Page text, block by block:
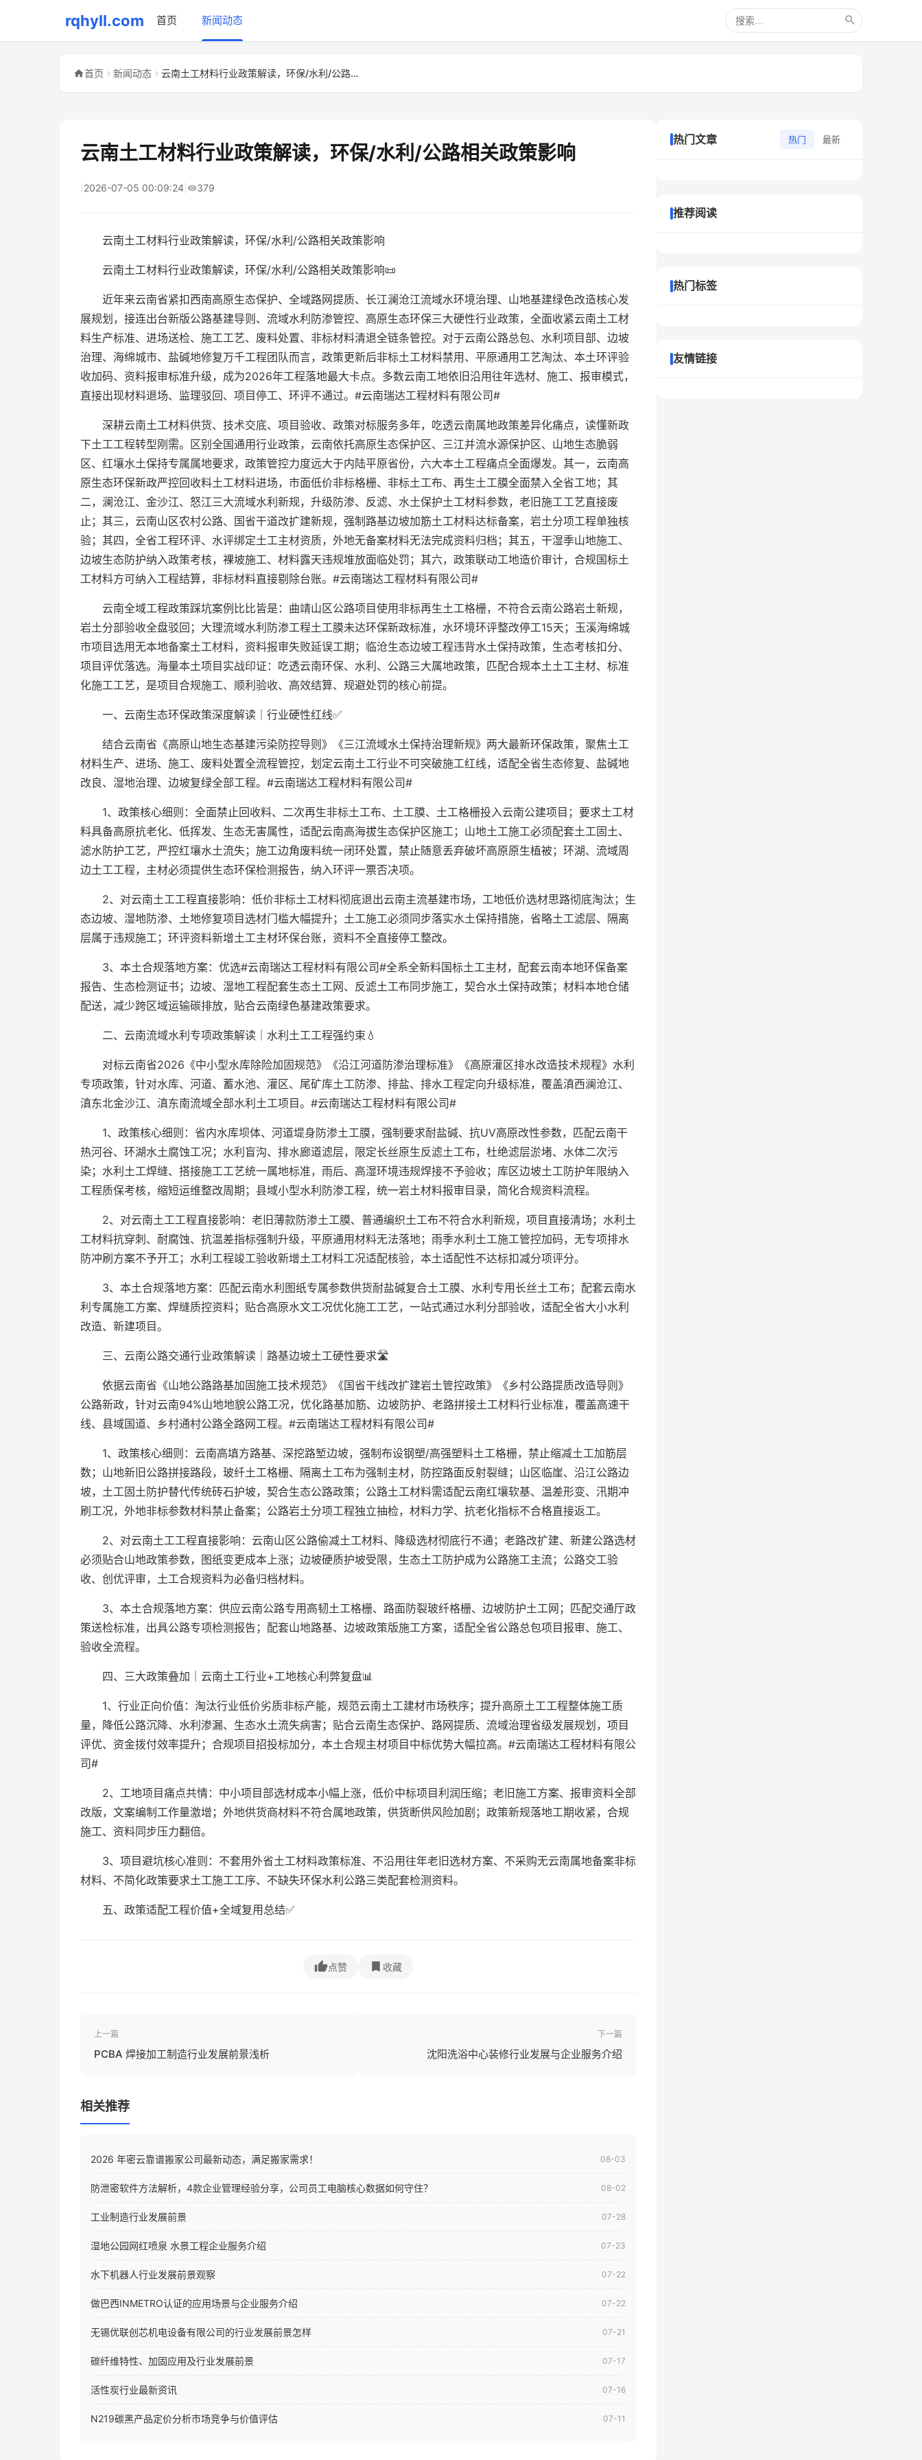
rqhyll.com 首页 新闻动态
首页 新闻动态 云南土工材料行业政策解读，环保/水利/公路相关政策影响
云南土工材料行业政策解读，环保/水利/公路相关政策影响
2026-07-05 00:09:24 379
云南土工材料行业政策解读，环保/水利/公路相关政策影响
云南土工材料行业政策解读，环保/水利/公路相关政策影响📜
近年来云南省紧扣西南高原生态保护、全域路网提质、长江澜沧江流域水环境治理、山地基建绿色改造核心发
展规划，接连出台新版公路基建导则、流域水利防渗管控、高原生态环保三大硬性行业政策，全面收紧云南土工材
料生产标准、进场送检、施工工艺、废料处置、非标材料清退全链条管控。对于云南公路总包、水利项目部、边坡
治理、海绵城市、盐碱地修复万千工程团队而言，政策更新后非标土工材料禁用、平原通用工艺淘汰、本土环评验
收加码、资料报审标准升级，成为2026年工程落地最大卡点。多数云南工地依旧沿用往年选材、施工、报审模式，
直接出现材料退场、监理驳回、项目停工、环评不通过。#云南瑞达工程材料有限公司#
深耕云南土工材料供货、技术交底、项目验收、政策对标服务多年，吃透云南属地政策差异化痛点，读懂新政
下土工工程转型刚需。区别全国通用行业政策，云南依托高原生态保护区、三江并流水源保护区、山地生态脆弱
区、红壤水土保持专属属地要求，政策管控力度远大于内陆平原省份，六大本土工程痛点全面爆发。其一，云南高
原生态环保新政严控回收料土工材料进场，市面低价非标格栅、非标土工布、再生土工膜全面禁入全省工地；其
二，澜沧江、金沙江、怒江三大流域水利新规，升级防渗、反滤、水土保护土工材料参数，老旧施工工艺直接废
止；其三，云南山区农村公路、国省干道改扩建新规，强制路基边坡加筋土工材料达标备案，岩土分项工程单独核
验；其四，全省工程环评、水评绑定土工主材资质，外地无备案材料无法完成资料归档；其五，干湿季山地施工、
边坡生态防护纳入政策考核，裸坡施工、材料露天违规堆放面临处罚；其六，政策联动工地造价审计，合规国标土
工材料方可纳入工程结算，非标材料直接剔除台账。#云南瑞达工程材料有限公司#
云南全域工程政策踩坑案例比比皆是：曲靖山区公路项目使用非标再生土工格栅，不符合云南公路岩土新规，
岩土分部验收全盘驳回；大理流域水利防渗工程土工膜未达环保新政标准，水环境环评整改停工15天；玉溪海绵城
市项目选用无本地备案土工材料，资料报审失败延误工期；临沧生态边坡工程违背水土保持政策，生态考核扣分、
项目评优落选。海量本土项目实战印证：吃透云南环保、水利、公路三大属地政策，匹配合规本土土工主材、标准
化施工工艺，是项目合规施工、顺利验收、高效结算、规避处罚的核心前提。
一、云南生态环保政策深度解读｜行业硬性红线✅
结合云南省《高原山地生态基建污染防控导则》《三江流域水土保持治理新规》两大最新环保政策，聚焦土工
材料生产、进场、施工、废料处置全流程管控，划定云南土工行业不可突破施工红线，适配全省生态修复、盐碱地
改良、湿地治理、边坡复绿全部工程。#云南瑞达工程材料有限公司#
1、政策核心细则：全面禁止回收料、二次再生非标土工布、土工膜、土工格栅投入云南公建项目；要求土工材
料具备高原抗老化、低挥发、生态无害属性，适配云南高海拔生态保护区施工；山地土工施工必须配套土工固土、
滤水防护工艺，严控红壤水土流失；施工边角废料统一闭环处置，禁止随意丢弃破坏高原原生植被；环湖、流域周
边土工工程，主材必须提供生态环保检测报告，纳入环评一票否决项。
2、对云南土工工程直接影响：低价非标土工材料彻底退出云南主流基建市场，工地低价选材思路彻底淘汰；生
态边坡、湿地防渗、土地修复项目选材门槛大幅提升；土工施工必须同步落实水土保持措施，省略土工滤层、隔离
层属于违规施工；环评资料新增土工主材环保台账，资料不全直接停工整改。
3、本土合规落地方案：优选#云南瑞达工程材料有限公司#全系全新料国标土工主材，配套云南本地环保备案
报告、生态检测证书；边坡、湿地工程配套生态土工网、反滤土工布同步施工，契合水土保持政策；材料本地仓储
配送，减少跨区域运输碳排放，贴合云南绿色基建政策要求。
二、云南流域水利专项政策解读｜水利土工工程强约束💧
对标云南省2026《中小型水库除险加固规范》《沿江河道防渗治理标准》《高原灌区排水改造技术规程》水利
专项政策，针对水库、河道、蓄水池、灌区、尾矿库土工防渗、排盐、排水工程定向升级标准，覆盖滇西澜沧江、
滇东北金沙江、滇东南流域全部水利土工项目。#云南瑞达工程材料有限公司#
1、政策核心细则：省内水库坝体、河道堤身防渗土工膜，强制要求耐盐碱、抗UV高原改性参数，匹配云南干
热河谷、环湖水土腐蚀工况；水利盲沟、排水廊道滤层，限定长丝原生反滤土工布，杜绝滤层淤堵、水体二次污
染；水利土工焊缝、搭接施工工艺统一属地标准，雨后、高湿环境违规焊接不予验收；库区边坡土工防护年限纳入
工程质保考核，缩短运维整改周期；县域小型水利防渗工程，统一岩土材料报审目录，简化合规资料流程。
2、对云南土工工程直接影响：老旧薄款防渗土工膜、普通编织土工布不符合水利新规，项目直接清场；水利土
工材料抗穿刺、耐腐蚀、抗温差指标强制升级，平原通用材料无法落地；雨季水利土工施工管控加码，无专项排水
防冲刷方案不予开工；水利工程竣工验收新增土工材料工况适配核验，本土适配性不达标扣减分项评分。
3、本土合规落地方案：匹配云南水利图纸专属参数供货耐盐碱复合土工膜、水利专用长丝土工布；配套云南水
利专属施工方案、焊缝质控资料；贴合高原水文工况优化施工工艺，一站式通过水利分部验收，适配全省大小水利
改造、新建项目。
三、云南公路交通行业政策解读｜路基边坡土工硬性要求🛣️
依据云南省《山地公路路基加固施工技术规范》《国省干线改扩建岩土管控政策》《乡村公路提质改造导则》
公路新政，针对云南94%山地地貌公路工况，优化路基加筋、边坡防护、老路拼接土工材料行业标准，覆盖高速干
线、县域国道、乡村通村公路全路网工程。#云南瑞达工程材料有限公司#
1、政策核心细则：云南高填方路基、深挖路堑边坡，强制布设钢塑/高强塑料土工格栅，禁止缩减土工加筋层
数；山地新旧公路拼接路段，玻纤土工格栅、隔离土工布为强制主材，防控路面反射裂缝；山区临崖、沿江公路边
坡，土工固土防护替代传统砖石护坡，契合生态公路政策；公路土工材料需适配云南红壤软基、温差形变、汛期冲
刷工况，外地非标参数材料禁止备案；公路岩土分项工程独立抽检，材料力学、抗老化指标不合格直接返工。
2、对云南土工工程直接影响：云南山区公路偷减土工材料、降级选材彻底行不通；老路改扩建、新建公路选材
必须贴合山地政策参数，图纸变更成本上涨；边坡硬质护坡受限，生态土工防护成为公路施工主流；公路交工验
收、创优评审，土工合规资料为必备归档材料。
3、本土合规落地方案：供应云南公路专用高韧土工格栅、路面防裂玻纤格栅、边坡防护土工网；匹配交通厅政
策送检标准，出具公路专项检测报告；配套山地路基、边坡政策版施工方案，适配全省公路总包项目报审、施工、
验收全流程。
四、三大政策叠加｜云南土工行业+工地核心利弊复盘📊
1、行业正向价值：淘汰行业低价劣质非标产能，规范云南土工建材市场秩序；提升高原土工工程整体施工质
量，降低公路沉降、水利渗漏、生态水土流失病害；贴合云南生态保护、路网提质、流域治理省级发展规划，项目
评优、资金拨付效率提升；合规项目招投标加分，本土合规主材项目中标优势大幅拉高。#云南瑞达工程材料有限公
司#
2、工地项目痛点共情：中小项目部选材成本小幅上涨，低价中标项目利润压缩；老旧施工方案、报审资料全部
改版，文案编制工作量激增；外地供货商材料不符合属地政策，供货断供风险加剧；政策新规落地工期收紧，合规
施工、资料同步压力翻倍。
3、项目避坑核心准则：不套用外省土工材料政策标准、不沿用往年老旧选材方案、不采购无云南属地备案非标
材料、不简化政策要求土工施工工序、不缺失环保水利公路三类配套检测资料。
五、政策适配工程价值+全域复用总结✅
点赞 收藏
上一篇
PCBA 焊接加工制造行业发展前景浅析
下一篇
沈阳洗浴中心装修行业发展与企业服务介绍
相关推荐
2026 年密云靠谱搬家公司最新动态，满足搬家需求！ 08-03
防泄密软件方法解析，4款企业管理经验分享，公司员工电脑核心数据如何守住？ 08-02
工业制造行业发展前景 07-28
湿地公园网红喷泉 水景工程企业服务介绍 07-23
水下机器人行业发展前景观察 07-22
做巴西INMETRO认证的应用场景与企业服务介绍 07-22
无锡优联创芯机电设备有限公司的行业发展前景怎样 07-21
碳纤维特性、加固应用及行业发展前景 07-17
活性炭行业最新资讯 07-16
N219碳黑产品定价分析市场竞争与价值评估 07-11
热门文章 热门 最新
推荐阅读
热门标签
友情链接